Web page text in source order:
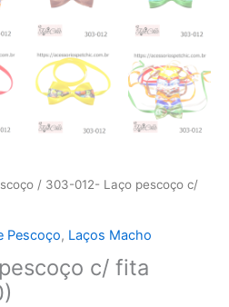
/ 303-012- Laço pescoço c/
Pescoço, Laços Macho
c/ fita